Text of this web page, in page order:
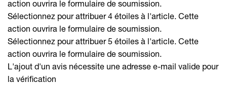
action ouvrira le formulaire de soumission.
Sélectionnez pour attribuer 4 étoiles à l'article. Cette
action ouvrira le formulaire de soumission.
Sélectionnez pour attribuer 5 étoiles à l'article. Cette
action ouvrira le formulaire de soumission.
L'ajout d'un avis nécessite une adresse e-mail valide pour
la vérification